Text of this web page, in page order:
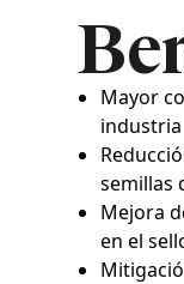
Mayor
industria
semillas
Mejora
en el